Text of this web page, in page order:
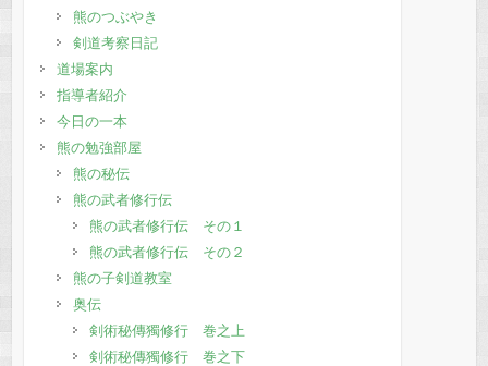
熊のつぶやき
剣道考察日記
道場案内
指導者紹介
今日の一本
熊の勉強部屋
熊の秘伝
熊の武者修行伝
熊の武者修行伝 その１
熊の武者修行伝 その２
熊の子剣道教室
奥伝
剣術秘傳獨修行 巻之上
剣術秘傳獨修行 巻之下